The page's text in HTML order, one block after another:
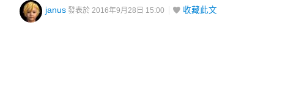
janus 發表於 2016年9月28日 15:00 收藏此文